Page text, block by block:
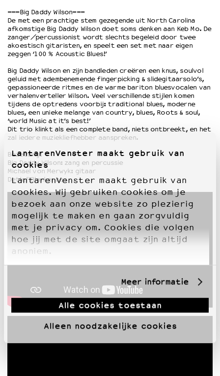
LantarenVenster maakt gebruik van
cookies
LantarenVenster maakt gebruik van
cookies. Wij gebruiken cookies om je
bezoek aan onze website zo plezierig
mogelijk te maken en gaan zorgvuldig
met je privacy om. Cookies die volgen
hoe jij met de site omgaat zijn altijd
anoniem.
Meer informatie
Alle cookies toestaan
Alleen noodzakelijke cookies
===Big Daddy Wilson===
De met een prachtige stem gezegende uit North Carolina
afkomstige Big Daddy Wilson doet soms denken aan Keb Mo. De
zanger/percussionist wordt slechts begeleid door twee
akoestisch gitaristen, en speelt een set met naar eigen
zeggen ‘100 % Acoustic Blues!’
Big Daddy Wilson en zijn bandleden creëren een knus, soulvol
geluid met adembenemende fingerpicking & slidegitaarsolo’s,
gepassioneerde ritmes en de warme bariton bluesvocalen van
verhalenverteller Wilson. Veel verschillende stijlen komen
tijdens de optredens voorbij: traditional blues, moderne
blues, een unieke melange van country, blues, Roots & soul,
‘world Music at it’s best!’
Dit trio klinkt als een complete band, niets ontbreekt, en het
zal iedere muziekliefhebber aanspreken.
Bezetting:
Big Daddy Wilson: zang en percussie
Michael von Merwyk: gitaar
Detlef Blanke: bas